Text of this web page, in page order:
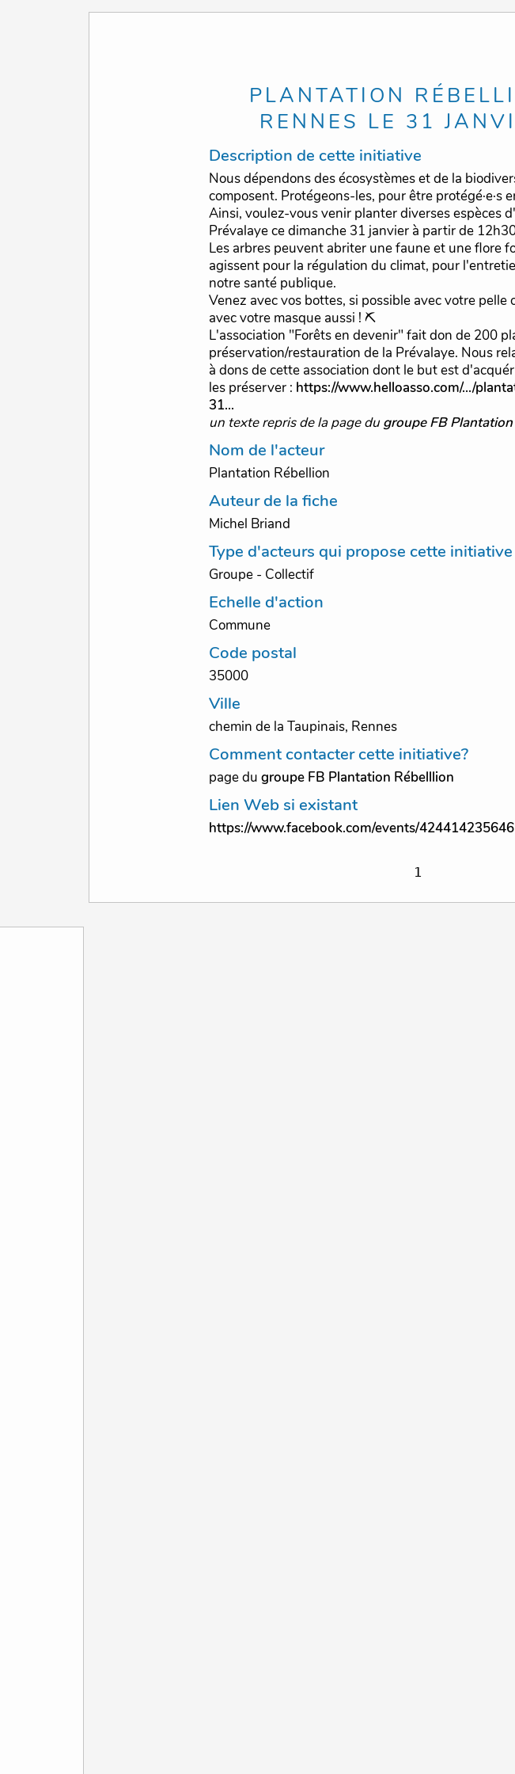
PLANTATION
RENNES LE 31
Description de cette initiative
Nous dépendons des écosystèmes et de la
composent. Protégeons-les, pour être protégé·e·s
Ainsi, voulez-vous venir planter diverses espèces
Prévalaye ce dimanche 31 janvier à partir de 12h30
Les arbres peuvent abriter une faune et une flore
agissent pour la régulation du climat, pour
notre santé publique.
Venez avec vos bottes, si possible avec votre pelle
avec votre masque aussi ! ⛏
L'association "Forêts en devenir" fait don de 200
préservation/restauration de la Prévalaye. Nous
à dons de cette association dont le but est
les préserver : https://www.helloasso.com/.../
31...
un texte repris de la page dugroupe FB
Nom de l'acteur
Plantation Rébellion
Auteur de la fiche
Michel Briand
Type d'acteurs qui propose cette initiative
Groupe - Collectif
Echelle d'action
Commune
Code postal
35000
Ville
chemin de la Taupinais, Rennes
Comment contacter cette initiative?
page du groupe FB Plantation Rébelllion
Lien Web si existant
https://www.facebook.com/events/